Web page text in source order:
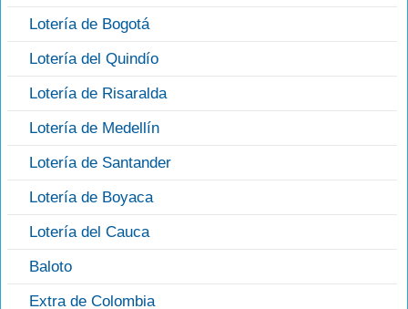
Lotería de Bogotá
Lotería del Quindío
Lotería de Risaralda
Lotería de Medellín
Lotería de Santander
Lotería de Boyaca
Lotería del Cauca
Baloto
Extra de Colombia